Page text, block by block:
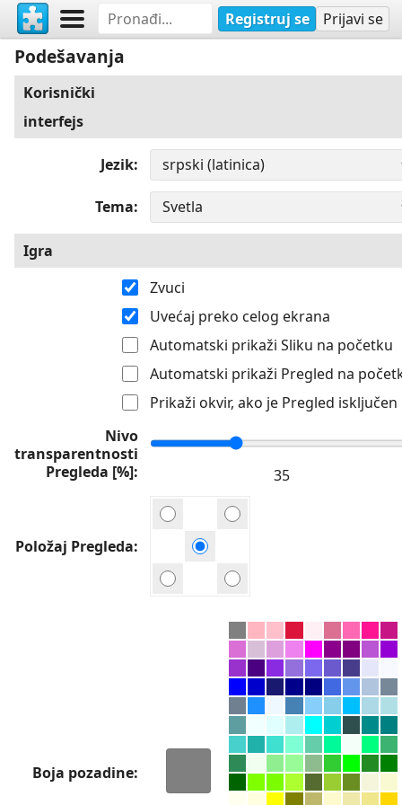
Registruj se Prijavi se
Podešavanja
Korisnički
interfejs
Jezik
Tema
Igra
Zvuci
Uvećaj preko celog ekrana
Automatski prikaži Sliku na početku
Automatski prikaži Pregled na
Prikaži okvir, ako je Pregled isključen
Nivo
transparentnosti
Pregleda [%]
Položaj Pregleda
Boja pozadine